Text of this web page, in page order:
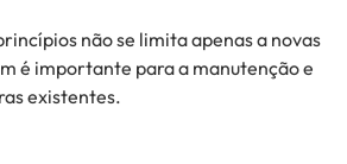
não se limita apenas a novas
é importante para a manutenção e
existentes.